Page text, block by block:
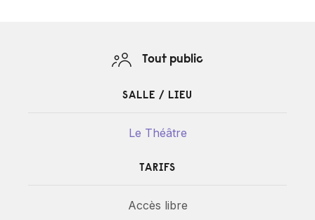
Tout public
SALLE / LIEU
Le Théâtre
TARIFS
Accès libre